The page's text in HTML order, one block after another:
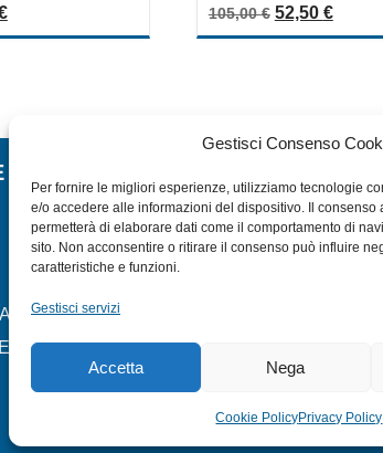
Gestisci Consenso
Per fornire le migliori esperienze, utilizziamo tecnologie
e/o accedere alle informazioni del dispositivo. Il consenso
permetterà di elaborare dati come il comportamento di
sito. Non acconsentire o ritirare il consenso può influire
caratteristiche e funzioni.
Gestisci servizi
Accetta Nega
Cookie PolicyPrivacy Policy
originale era: 29,99 €.
Il prezzo attuale è: 15,00 €.
out
105,00€ Il prezzo
52,50 €Il
HOME
SHOP
COOKIE POLICY (UE)
MODULO RESO